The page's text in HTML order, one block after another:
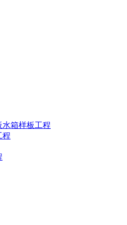
水箱样板工程
程